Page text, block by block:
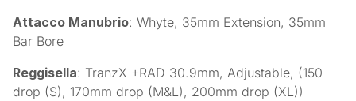
Attacco Manubrio: Whyte, 35mm Extension, 35mm
Bar Bore
Reggisella: TranzX +RAD 30.9mm, Adjustable, (150
drop (S), 170mm drop (M&L), 200mm drop (XL))